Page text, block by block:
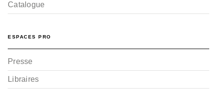
Catalogue
ESPACES PRO
Presse
Libraires